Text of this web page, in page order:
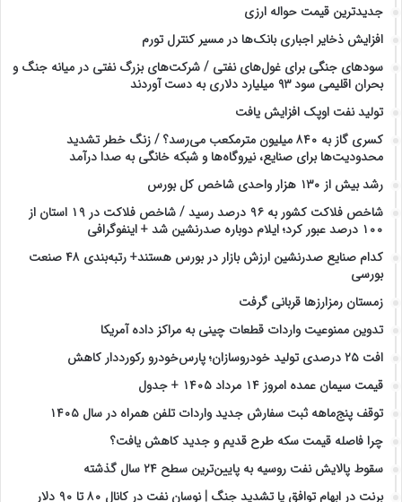
جدیدترین قیمت حواله ارزی
افزایش ذخایر اجباری بانک‌ها در مسیر کنترل تورم
سودهای جنگی برای غول‌های نفتی / شرکت‌های بزرگ نفتی در میانه جنگ و
بحران اقلیمی سود ۹۳ میلیارد دلاری به دست آوردند
تولید نفت اوپک افزایش یافت
کسری گاز به ۸۴۰ میلیون مترمکعب می‌رسد؟ / زنگ خطر تشدید
محدودیت‌ها برای صنایع، نیروگاه‌ها و شبکه خانگی به صدا درآمد
رشد بیش از ۱۳۰ هزار واحدی شاخص کل بورس
شاخص فلاکت کشور به ۹۶ درصد رسید / شاخص فلاکت در ۱۹ استان از
۱۰۰ درصد عبور کرد؛ ایلام دوباره صدرنشین شد + اینفوگرافی
کدام صنایع صدرنشین‌ ارزش بازار در بورس هستند+ رتبه‌بندی ۴۸ صنعت
بورسی
زمستان رمزارزها قربانی گرفت
تدوین ممنوعیت واردات قطعات چینی به مراکز داده آمریکا
افت ۲۵ درصدی تولید خودروسازان؛ پارس‌خودرو رکورددار کاهش
قیمت سیمان عمده امروز ۱۴ مرداد ۱۴۰۵ + جدول
توقف پنج‌ماهه ثبت سفارش جدید واردات تلفن همراه در سال ۱۴۰۵
چرا فاصله قیمت سکه طرح قدیم و جدید کاهش یافت؟
سقوط پالایش نفت روسیه به پایین‌ترین سطح ۲۴ سال گذشته
برنت در ابهام توافق یا تشدید جنگ | نوسان نفت در کانال ۸۰ تا ۹۰ دلار